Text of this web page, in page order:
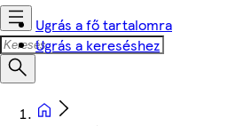
Ugrás a fő tartalomra
Ugrás a kereséshez